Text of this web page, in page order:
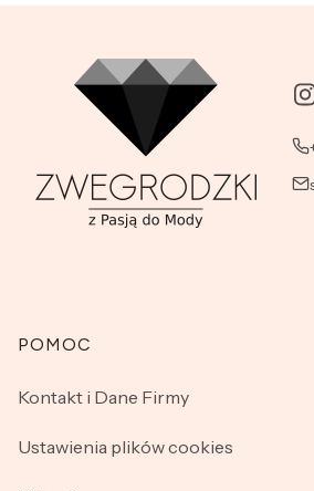
Linki w stopce
POMOC
Kontakt i Dane Firmy
Ustawienia plików cookies